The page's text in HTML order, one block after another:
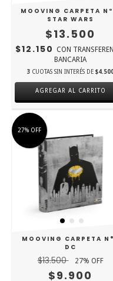
MOOVING CARPETA
STAR WARS
$13.500
$12.150 CON
BANCARIA
3 CUOTAS SIN INTERÉS DE
AGREGAR AL CARRITO
27% OFF
MOOVING CARPETA
DC
$13.500 27% OFF
$9.900